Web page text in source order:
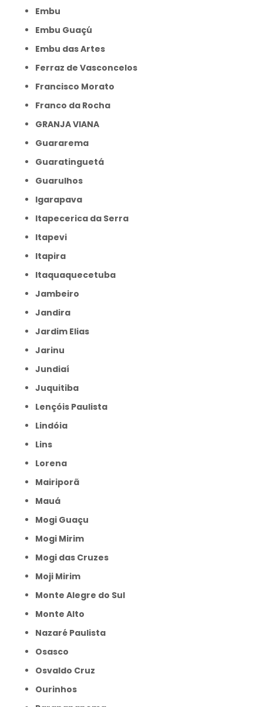
Embu
Embu Guaçú
Embu das Artes
Ferraz de Vasconcelos
Francisco Morato
Franco da Rocha
GRANJA VIANA
Guararema
Guaratinguetá
Guarulhos
Igarapava
Itapecerica da Serra
Itapevi
Itapira
Itaquaquecetuba
Jambeiro
Jandira
Jardim Elias
Jarinu
Jundiaí
Juquitiba
Lençóis Paulista
Lindóia
Lins
Lorena
Mairiporã
Mauá
Mogi Guaçu
Mogi Mirim
Mogi das Cruzes
Moji Mirim
Monte Alegre do Sul
Monte Alto
Nazaré Paulista
Osasco
Osvaldo Cruz
Ourinhos